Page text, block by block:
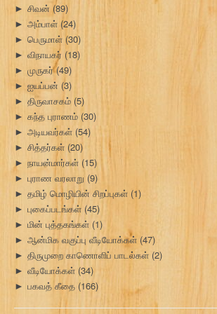
► சிவன்(89)
► அம்பாள் (24)
► பெருமாள் (30)
► விநாயகர் (18)
► முருகர்(49)
► ஐயப்பன் (3)
► திருவாசகம் (5)
► கந்த புராணம் (30)
► அடியவர்கள் (54)
► சித்தர்கள் (20)
► நாயன்மார்கள் (15)
► புராண வரலாறு (9)
► தமிழ் மொழியின் சிறப்புகள் (1)
► புகைப்படங்கள் (45)
► மின் புத்தகங்கள் (1)
► ஆன்மிக வகுப்பு வீடியோக்கள் (47)
► திருமுறை காணொளிப் பாடல்கள் (2)
► வீடியோக்கள் (34)
► பகவத் கீதை (166)